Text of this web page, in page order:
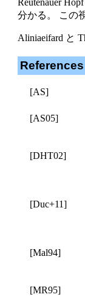
Reutenauer
分かる。 この
Aliniaeifard と
References
[AS]
[AS05]
[DHT02]
[Duc+11]
[Mal94]
[MR95]